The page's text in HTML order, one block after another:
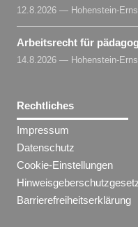
12.8.2026 — Hohenstein-
Arbeitsrecht für
14.8.2026 — Hohenstein-
Rechtliches
Impressum
Datenschutz
Cookie-Einstellungen
Barrierefreiheitserklärung